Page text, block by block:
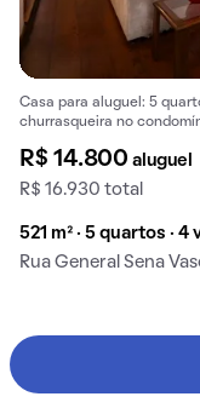
Casa para aluguel: 5
churrasqueira no
R$ 14.800aluguel
R$ 16.930 total
521 m² · 5 quartos · 4
Rua General Sena